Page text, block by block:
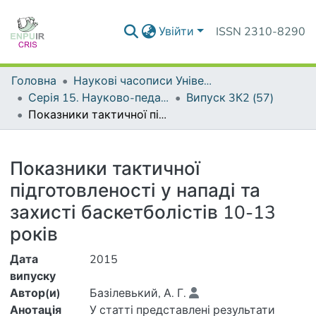
Увійти ISSN 2310-8290
Головна
Наукові часописи Університету
Серія 15. Науково-педагогічні проблеми фізичної культури (фізична культура і спорт)
Випуск 3К2 (57)
Показники тактичної підготовленості у нападі та захисті баскетболістів 10-13 років
Показники тактичної
підготовленості у нападі та
захисті баскетболістів 10-13
років
Дата
випуску
2015
Автор(и)
Базілевький, А. Г.
Анотація
У статті представлені результати